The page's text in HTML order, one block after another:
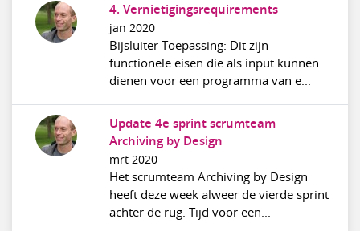
4. Vernietigingsrequirements
jan 2020
Bijsluiter Toepassing: Dit zijn
functionele eisen die als input kunnen
dienen voor een programma van e...
Update 4e sprint scrumteam
Archiving by Design
mrt 2020
Het scrumteam Archiving by Design
heeft deze week alweer de vierde sprint
achter de rug. Tijd voor een...